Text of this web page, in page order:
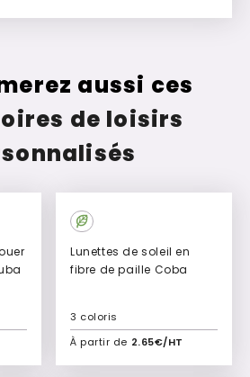
aussi ces
de loisirs
Lunettes de soleil en
fibre de paille Coba
À partir de 2.65€/HT
3 coloris
Ajouter à mon devis